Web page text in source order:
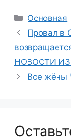
Рубрики
Основная
Провал в
НОВОСТИ
Все жёны